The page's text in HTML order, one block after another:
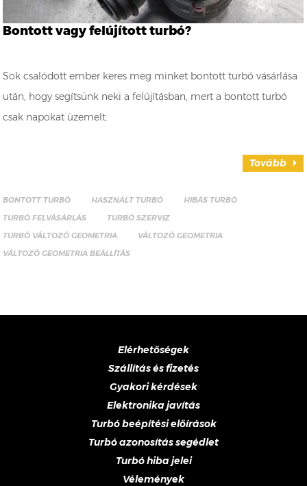
Bontott vagy felújított turbó?
Sok csalódott ember keres meg minket bontott turbó vásárlása
után, hogy segítsünk neki a felújításban, mert a bontott turbó
csak napokat üzemelt.
Tovább
BONTOTT TURBÓ HASZNÁLT TURBÓ
HIBÁS TURBÓ
TURBÓ FELVÁSÁRLÁS
TURBÓ SZERVIZ
TURBÓ VÁLTOZÓ GEOMETRIA
VÁLTOZÓ GEOMETRIA
VÁLTOZÓ GEOMETRIA BEÁLLÍTÁS
Elérhetőségek
Szállítás és fizetés
Gyakori kérdések
Elektronika javítás
Turbó beépítési előírások
Turbó azonosítás segédlet
Turbó hiba jelei
Vélemények